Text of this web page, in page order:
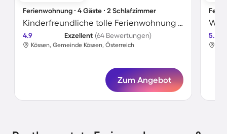
Ferienwohnung ∙ 4 Gäste ∙ 2 Schlafzimmer
Kinderfreundliche tolle Ferienwohnung mit Terrasse, Grill und Garten
4.9 Exzellent (64 Bewertungen)
Kössen, Gemeinde Kössen, Österreich
Zum Angebot
5.0